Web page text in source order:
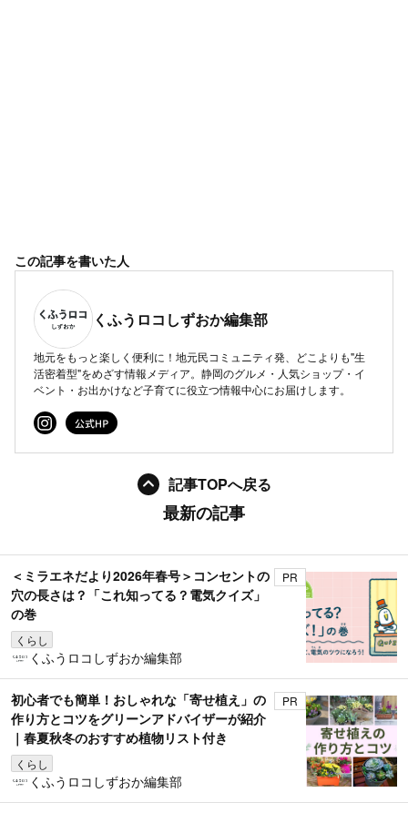
この記事を書いた人
くふうロコしずおか編集部
地元をもっと楽しく便利に！地元民コミュニティ発、どこよりも"生
活密着型"をめざす情報メディア。静岡のグルメ・人気ショップ・イ
ベント・お出かけなど子育てに役立つ情報中心にお届けします。
記事TOPへ戻る
最新の記事
＜ミラエネだより2026年春号＞コンセントの
穴の長さは？「これ知ってる？電気クイズ」
の巻
くらし
PR
くふうロコしずおか編集部
初心者でも簡単！おしゃれな「寄せ植え」の
作り方とコツをグリーンアドバイザーが紹介
｜春夏秋冬のおすすめ植物リスト付き
くらし
PR
くふうロコしずおか編集部